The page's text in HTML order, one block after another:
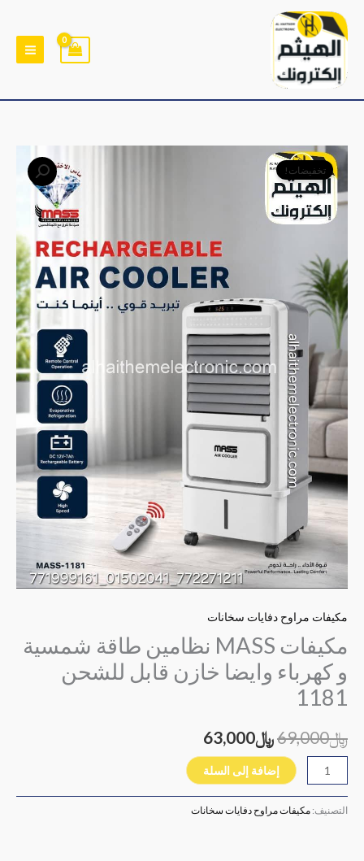
تخطي
المحتوى
تخفيضات!
مكيفات مراوح دفايات سخانات
مكيفات MASS نظامين طاقة شمسية
و كهرباء وايضا خازن قابل للشحن
1181
﷼69,000
السعر
الأصلي
هو:
﷼63,000
﷼63,000.
كمية
مكيفات
MASS
نظامين
شمسية
و
كهرباء
وايضا
خازن
قابل
للشحن
1181
إضافة إلى السلة
التصنيف: مكيفات مراوح دفايات سخانات